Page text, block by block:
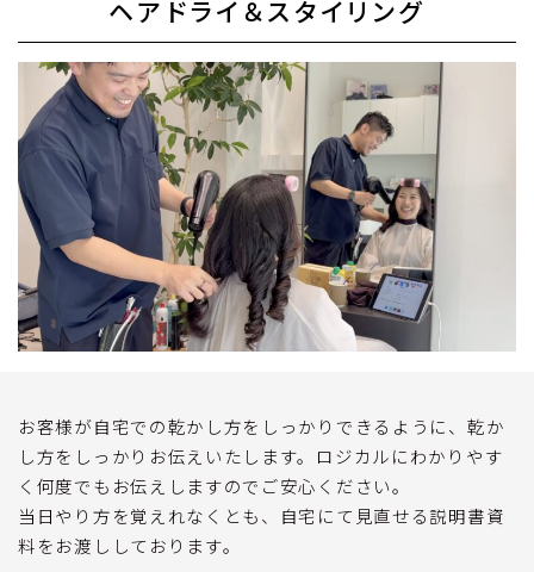
ヘアドライ＆スタイリング
お客様が自宅での乾かし方をしっかりできるように、乾か
し方をしっかりお伝えいたします。ロジカルにわかりやす
く何度でもお伝えしますのでご安心ください。
当日やり方を覚えれなくとも、自宅にて見直せる説明書資
料をお渡ししております。